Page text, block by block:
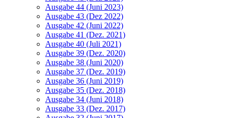
Ausgabe 44 (Juni 2023)
Ausgabe 43 (Dez 2022)
Ausgabe 42 (Juni 2022)
Ausgabe 41 (Dez. 2021)
Ausgabe 40 (Juli 2021)
Ausgabe 39 (Dez. 2020)
Ausgabe 38 (Juni 2020)
Ausgabe 37 (Dez. 2019)
Ausgabe 36 (Juni 2019)
Ausgabe 35 (Dez. 2018)
Ausgabe 34 (Juni 2018)
Ausgabe 33 (Dez. 2017)